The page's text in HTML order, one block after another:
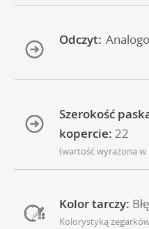
Odczyt:
Szerokość
kopercie: 22
(wartość wyrażona w
Kolor tarczy:
Kolorystyką